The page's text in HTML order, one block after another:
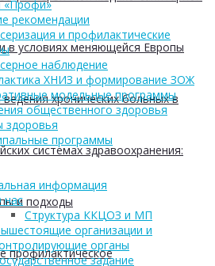
в условиях меняющейся Европы
хронических больных в
системах здравоохранения:
и подходы
профилактическое
«Профи»
рекомендации
и профилактические
наблюдение
ХНИЗ и формирование ЗОЖ
модельные программы
общественного здоровья
здоровья
программы
информация
нас
Структура ККЦОЗ и МП
организации и
органы
задание